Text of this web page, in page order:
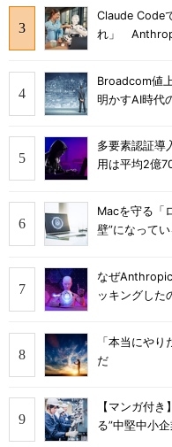
Claude Code
れ」
Broadcom値
明かすAI時代
多要素認証
用は平均2億
Macを守る「
壁”になってい
なぜ
ッキングした
「本当にや
だ
【マンガ付
る”中堅中小